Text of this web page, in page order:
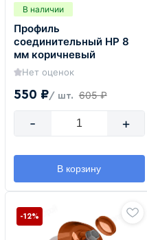
В наличии
Профиль
соединительный HP 8
мм коричневый
Нет оценок
550 ₽/ шт. 605 ₽
- +
В корзину
-12%